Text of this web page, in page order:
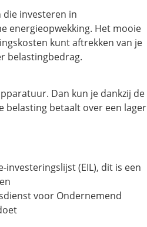
die investeren in
energieopwekking. Het mooie
kunt aftrekken van je
belastingbedrag.
Dan kun je dankzij de
belasting betaalt over een lager
(EIL), dit is een
voor Ondernemend